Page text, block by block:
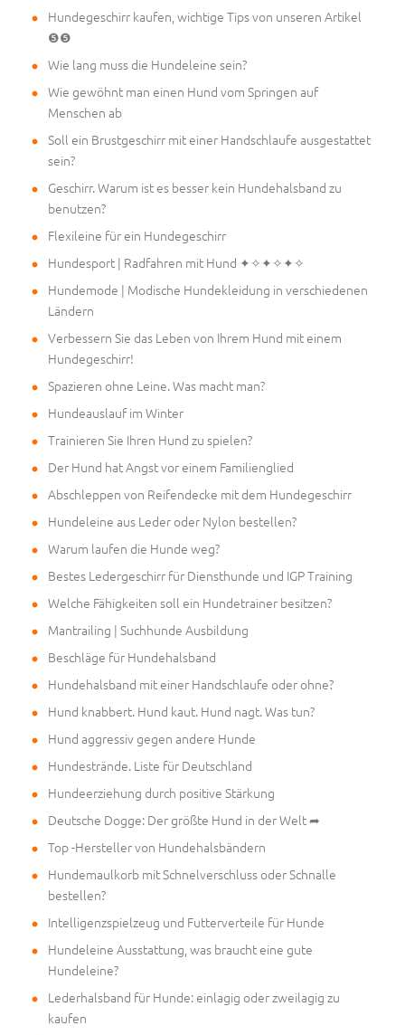
Hundegeschirr kaufen, wichtige Tips von unseren Artikel
❺❺
Wie lang muss die Hundeleine sein?
Wie gewöhnt man einen Hund vom Springen auf
Menschen ab
Soll ein Brustgeschirr mit einer Handschlaufe ausgestattet
sein?
Geschirr. Warum ist es besser kein Hundehalsband zu
benutzen?
Flexileine für ein Hundegeschirr
Hundesport | Radfahren mit Hund ✦✧✦✧✦✧
Hundemode | Modische Hundekleidung in verschiedenen
Ländern
Verbessern Sie das Leben von Ihrem Hund mit einem
Hundegeschirr!
Spazieren ohne Leine. Was macht man?
Hundeauslauf im Winter
Trainieren Sie Ihren Hund zu spielen?
Der Hund hat Angst vor einem Familienglied
Abschleppen von Reifendecke mit dem Hundegeschirr
Hundeleine aus Leder oder Nylon bestellen?
Warum laufen die Hunde weg?
Bestes Ledergeschirr für Diensthunde und IGP Training
Welche Fähigkeiten soll ein Hundetrainer besitzen?
Mantrailing | Suchhunde Ausbildung
Beschläge für Hundehalsband
Hundehalsband mit einer Handschlaufe oder ohne?
Hund knabbert. Hund kaut. Hund nagt. Was tun?
Hund aggressiv gegen andere Hunde
Hundestrände. Liste für Deutschland
Hundeerziehung durch positive Stärkung
Deutsche Dogge: Der größte Hund in der Welt ➦
Top -Hersteller von Hundehalsbändern
Hundemaulkorb mit Schnelverschluss oder Schnalle
bestellen?
Intelligenzspielzeug und Futterverteile für Hunde
Hundeleine Ausstattung, was braucht eine gute
Hundeleine?
Lederhalsband für Hunde: einlagig oder zweilagig zu
kaufen